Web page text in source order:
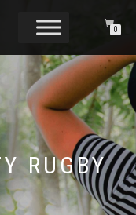
0
RUGBY